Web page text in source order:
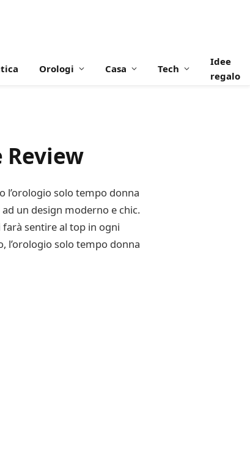
Orologi Casa Tech
Idee
regalo
l’orologio solo tempo donna
un design moderno e chic.
sentire al top in ogni
l’orologio solo tempo donna